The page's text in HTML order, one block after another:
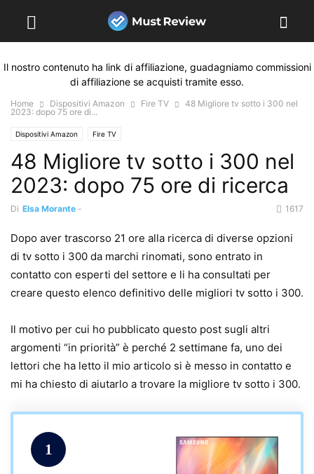
Il nostro contenuto ha link di affiliazione, guadagniamo commissioni
di affiliazione se acquisti tramite esso.
Home Dispositivi Amazon Fire TV
48 Migliore tv sotto i 300 nel
2023: dopo 75 ore di...
Dispositivi Amazon Fire TV
48 Migliore tv sotto i 300 nel
2023: dopo 75 ore di ricerca
Di Elsa Morante - 1617
Dopo aver trascorso 21 ore alla ricerca di diverse opzioni
di tv sotto i 300 da marchi rinomati, sono entrato in
contatto con esperti del settore e li ha consultati per
creare questo elenco definitivo delle migliori tv sotto i 300.
Il motivo per cui ho pubblicato questo post sugli altri
argomenti “in priorità” è perché 2 settimane fa, uno dei
lettori che ha letto il mio articolo si è messo in contatto e
mi ha chiesto di aiutarlo a trovare la migliore tv sotto i 300.
1